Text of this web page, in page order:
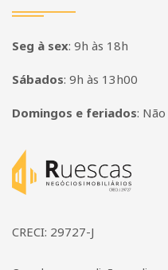
Seg à sex: 9h às 18h
Sábados: 9h às 13h00
Domingos e feriados:
Página inicial
CRECI: 29727-J